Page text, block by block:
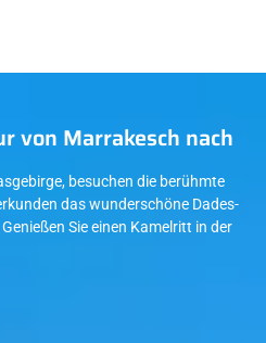
von Marrakesch nach
besuchen die berühmte
das wunderschöne Dades-
Sie einen Kamelritt in der